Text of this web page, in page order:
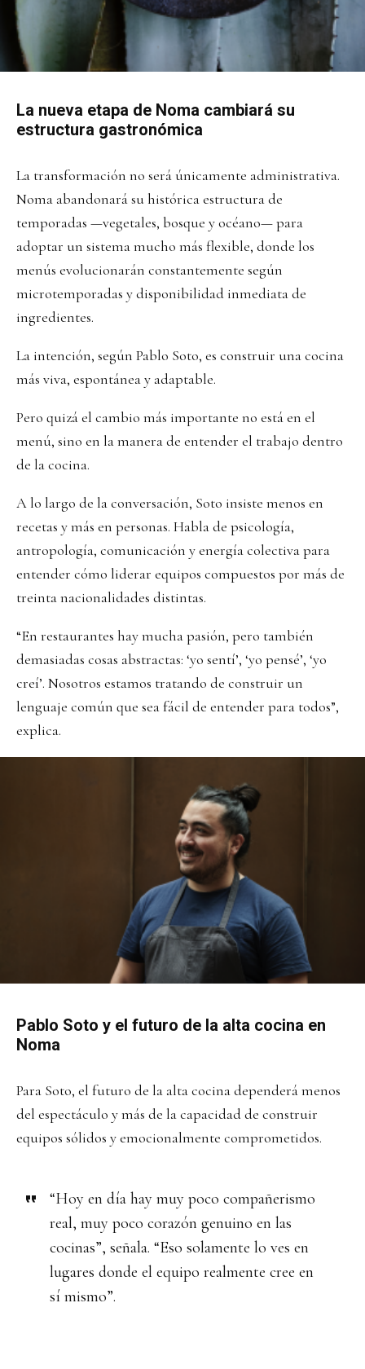
La nueva etapa de Noma cambiará su
estructura gastronómica
La transformación no será únicamente administrativa.
Noma abandonará su histórica estructura de
temporadas —vegetales, bosque y océano— para
adoptar un sistema mucho más flexible, donde los
menús evolucionarán constantemente según
microtemporadas y disponibilidad inmediata de
ingredientes.
La intención, según Pablo Soto, es construir una cocina
más viva, espontánea y adaptable.
Pero quizá el cambio más importante no está en el
menú, sino en la manera de entender el trabajo dentro
de la cocina.
A lo largo de la conversación, Soto insiste menos en
recetas y más en personas. Habla de psicología,
antropología, comunicación y energía colectiva para
entender cómo liderar equipos compuestos por más de
treinta nacionalidades distintas.
“En restaurantes hay mucha pasión, pero también
demasiadas cosas abstractas: ‘yo sentí’, ‘yo pensé’, ‘yo
creí’. Nosotros estamos tratando de construir un
lenguaje común que sea fácil de entender para todos”,
explica.
Pablo Soto y el futuro de la alta cocina en
Noma
Para Soto, el futuro de la alta cocina dependerá menos
del espectáculo y más de la capacidad de construir
equipos sólidos y emocionalmente comprometidos.
“Hoy en día hay muy poco compañerismo
real, muy poco corazón genuino en las
cocinas”, señala. “Eso solamente lo ves en
lugares donde el equipo realmente cree en
sí mismo”.